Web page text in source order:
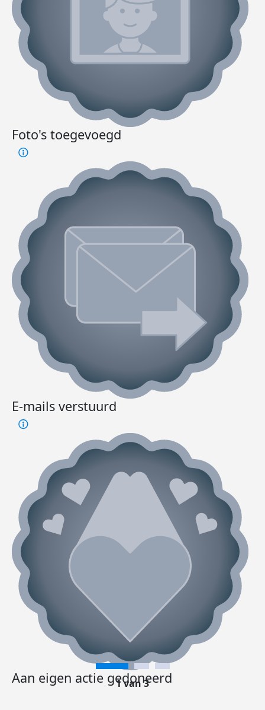
Foto's toegevoegd
E-mails verstuurd
Aan eigen actie gedoneerd
1 van 3